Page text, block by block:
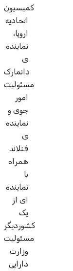
کمیسیون
اتحادیه
اروپا،
نماینده
ی
دانمارک
مسئولیت
امور
جوی و
نماینده
ی
فنلاند
همراه
با
نماینده
ای از
یک
کشوردیگر
مسئولیت
وزارت
دارایی